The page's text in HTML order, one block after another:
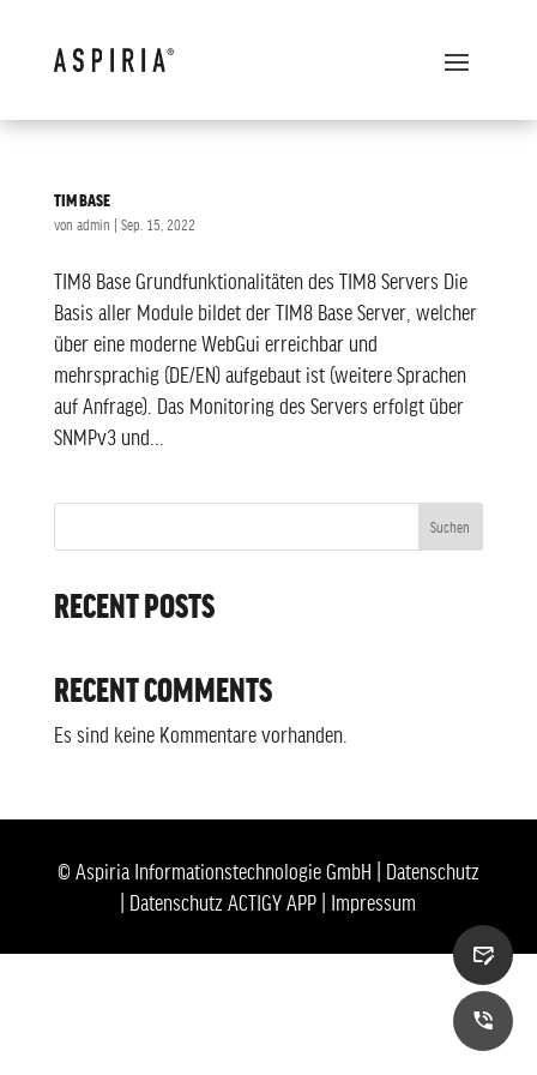
TIM BASE
von admin Sep. 15, 2022
TIM8 Base Grundfunktionalitäten des TIM8 Servers Die
Basis aller Module bildet der TIM8 Base Server, welcher
über eine moderne WebGui erreichbar und
mehrsprachig (DE/EN) aufgebaut ist (weitere Sprachen
auf Anfrage). Das Monitoring des Servers erfolgt über
SNMPv3 und...
Suchen
RECENT POSTS
RECENT COMMENTS
Es sind keine Kommentare vorhanden.
© Aspiria Informationstechnologie GmbH | Datenschutz
Datenschutz ACTIGY APP Impressum